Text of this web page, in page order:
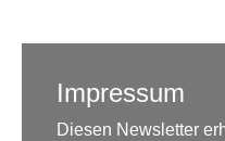
Impressum
Diesen Newsletter